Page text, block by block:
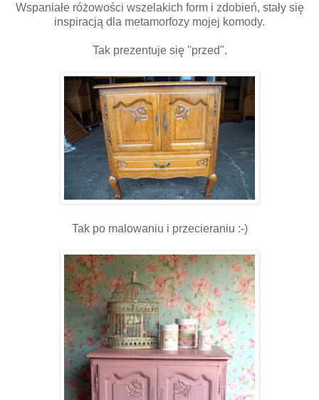
Wspaniałe różowości wszelakich form i zdobień, stały się
inspiracją dla metamorfozy mojej komody.
Tak prezentuje się "przed".
Tak po malowaniu i przecieraniu :-)